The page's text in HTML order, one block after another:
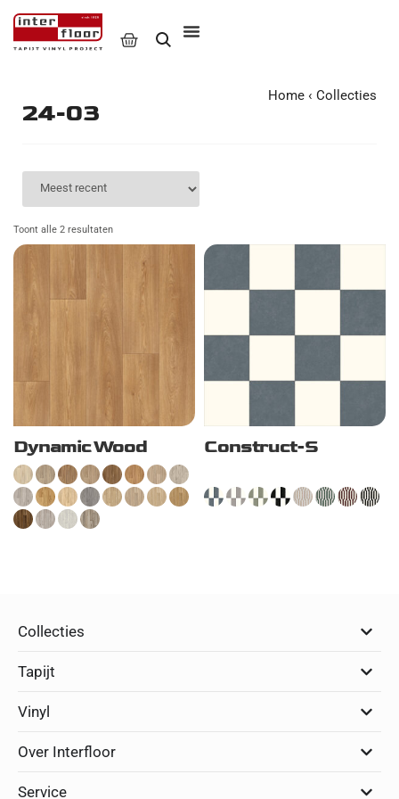
24-03
Home ‹ Collecties
Toont alle 2 resultaten
Dynamic Wood Construct-S
Collecties
Tapijt
Vinyl
Over Interfloor
Service